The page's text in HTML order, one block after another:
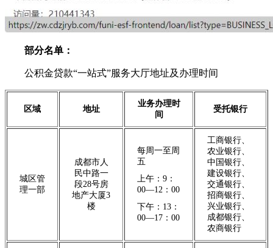
部分名单：
公积金贷款“一站式”服务大厅地址及办理时间
区域 地址
业务办理时
间
受托银行
城区管
理一部
成都市人
民中路一
段28号房
地产大厦3
楼
每周一至周
五
上午：9：
00—12：00
下午：13：
00—17：00
工商银行、
农业银行、
中国银行、
建设银行、
交通银行、
招商银行、
兴业银行、
成都银行、
农商银行